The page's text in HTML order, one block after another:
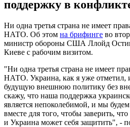
поддержку в
Ни одна третья страна не имеет
НАТО. Об этом на брифинге во
министр обороны США Ллойд
Киеве с рабочим визитом.
"Ни одна третья страна не имеет
НАТО. Украина, как я уже отметил,
будущую внешнюю политику без
скажу, что наша поддержка
является непоколебимой, и мы
вместе для того, чтобы заверить,
и Украина может себя защитить", -